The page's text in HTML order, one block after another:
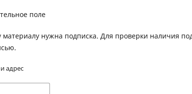
поле
материалу нужна подписка. Для проверки наличия
адрес